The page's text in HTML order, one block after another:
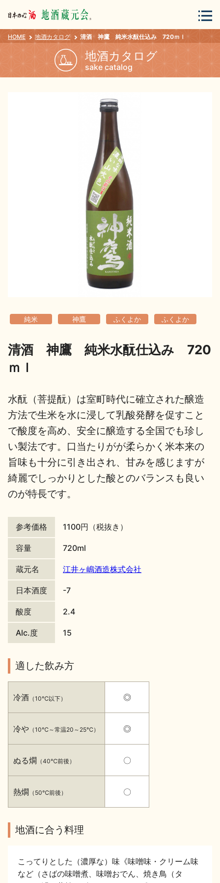
会員登録 ログイン
地酒カタログ
地酒解体新書
地酒川柳 地酒小説
日本酒の楽しみ方特集
地酒・イベント情報
イベント情報TOP
季節の商品 イベント情報
地酒蔵元会WEB展示会
美味しい地酒の選び方
地酒蔵元会とは
HOME 地酒カタログ 清酒 神鷹 純米水酛仕込み 720ｍｌ
地酒カタログ
sake catalog
純米 神鷹 ふくよか ふくよか
清酒 神鷹 純米水酛仕込み 720
ｍｌ
水酛（菩提酛）は室町時代に確立された醸造
方法で生米を水に浸して乳酸発酵を促すこと
で酸度を高め、安全に醸造する全国でも珍し
い製法です。口当たりがが柔らかく米本来の
旨味も十分に引き出され、甘みを感じますが
綺麗でしっかりとした酸とのバランスも良い
のが特長です。
参考価格 1100円（税抜き）
容量 720ml
蔵元名 江井ヶ嶋酒造株式会社
日本酒度 -7
酸度 2.4
Alc.度 15
適した飲み方
冷酒 （10℃以下）
冷や （10℃～常温20～25℃）
ぬる燗 （40℃前後）
熱燗 （50℃前後）
◎
◎
〇
〇
地酒に合う料理
こってりとした（濃厚な）味《味噌味・クリーム味
など（さばの味噌煮、味噌おでん、焼き鳥（タ